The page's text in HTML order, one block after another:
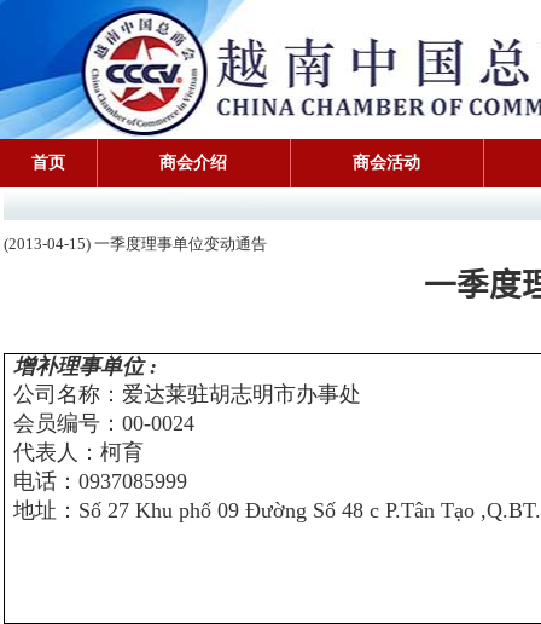
首页 商会介绍 商会活动
(2013-04-15) 一季度理事单位变动通告
一季度
增补理事单位:
公司名称：爱达莱驻胡志明市办事处
会员编号：00-0024
代表人：柯育
电话：0937085999
地址：Số 27 Khu phố 09 Đường Số 48 c P.Tân Tạo ,Q.BT.